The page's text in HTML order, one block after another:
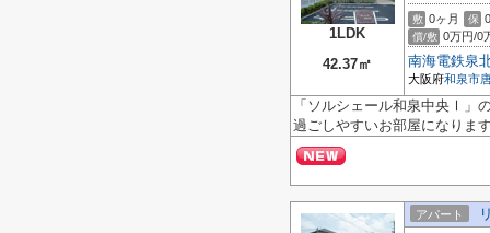
1LDK
42.37㎡
敷 0ヶ月 保
償/敷 0万円/0
南海電鉄泉
大阪府和泉市
「ソルシェール和泉中央Ⅰ」
過ごしやすいお部屋になりま
アパート